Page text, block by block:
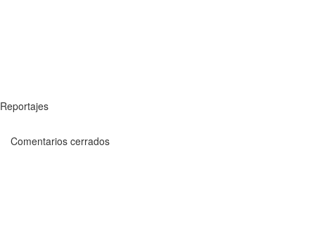
Reportajes
Comentarios cerrados